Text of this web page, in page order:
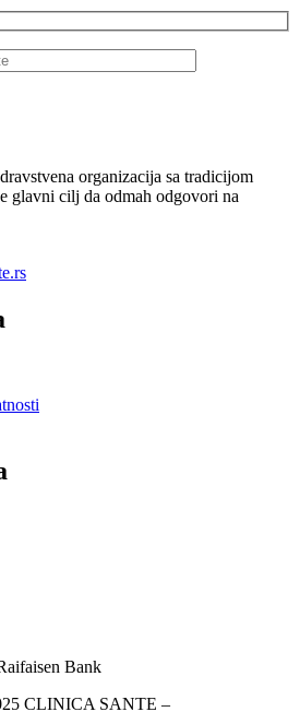
organizacija sa tradicijom
glavni cilj da odmah odgovori na
CLINICA SANTE –